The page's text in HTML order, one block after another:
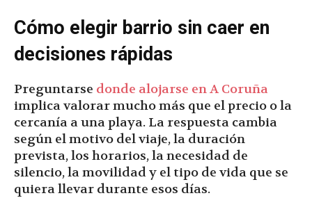
Cómo elegir barrio sin caer en
decisiones rápidas
Preguntarse donde alojarse en A Coruña
implica valorar mucho más que el precio o la
cercanía a una playa. La respuesta cambia
según el motivo del viaje, la duración
prevista, los horarios, la necesidad de
silencio, la movilidad y el tipo de vida que se
quiera llevar durante esos días.